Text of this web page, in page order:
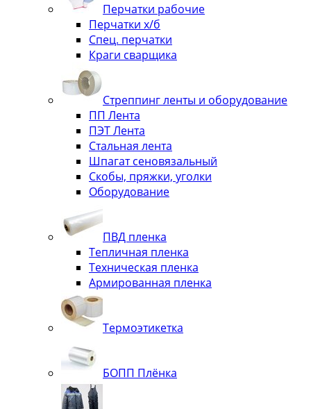
Перчатки рабочие
Перчатки х/б
Спец. перчатки
Краги сварщика
Стреппинг ленты и оборудование
ПП Лента
ПЭТ Лента
Стальная лента
Шпагат сеновязальный
Скобы, пряжки, уголки
Оборудование
ПВД пленка
Тепличная пленка
Техническая пленка
Армированная пленка
Термоэтикетка
БОПП Плёнка